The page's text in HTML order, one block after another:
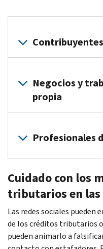
Contribuyentes
ladrones
de
identidad
electrónicos
para
engañar
los
usuarios
para
Negocios y
propia
robo
identidad
una
grave
amenaza
para
los
declarantes
Profesionales
se
dirigen
a
los
profesionales
Cuidado con los
tributarios en las
Las redes sociales pueden
de los créditos tributarios
pueden animarlo a